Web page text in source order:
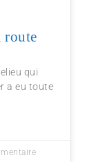
route
qui
a eu toute